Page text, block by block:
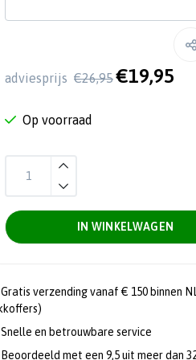
adviesprijs €26,95 €19,95
Op voorraad
IN WINKELWAGEN
Gratis verzending vanaf € 150 binnen
Snelle en betrouwbare service
Beoordeeld met een 9,5 uit meer dan